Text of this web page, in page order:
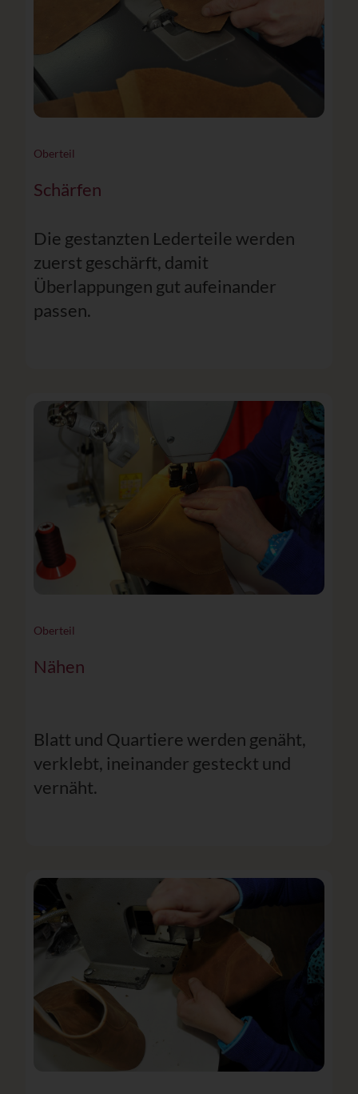
Oberteil
Schärfen
Die gestanzten Lederteile werden
zuerst geschärft, damit
Überlappungen gut aufeinander
passen.
Oberteil
Nähen
Blatt und Quartiere werden genäht,
verklebt, ineinander gesteckt und
vernäht.